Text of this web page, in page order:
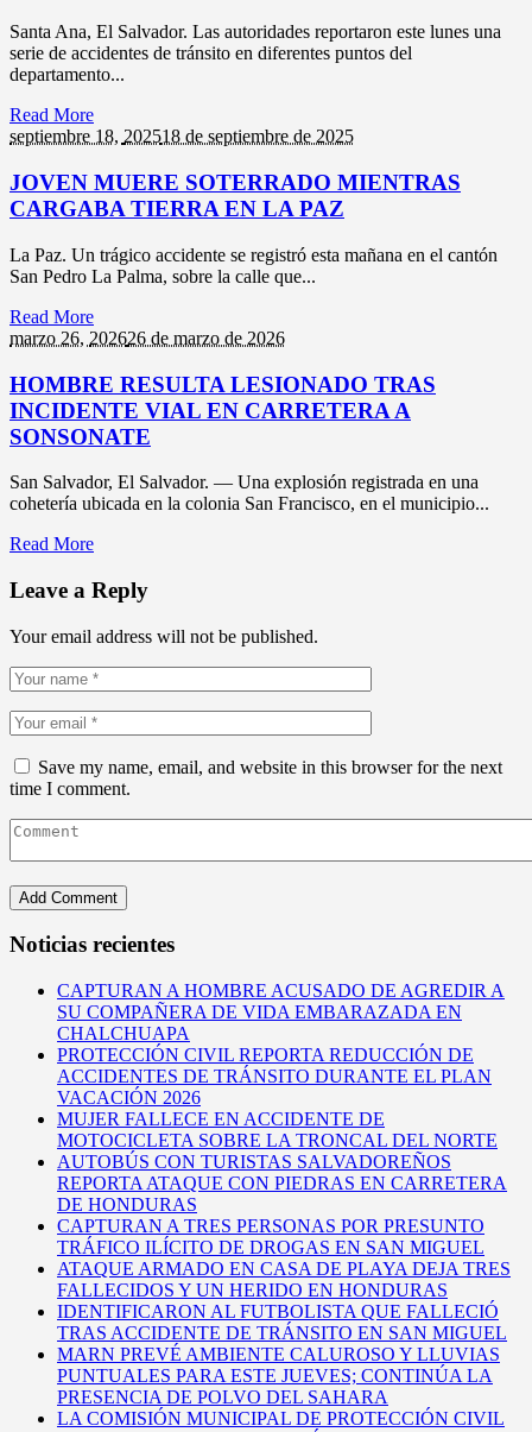
Santa Ana, El Salvador. Las autoridades reportaron este lunes una
serie de accidentes de tránsito en diferentes puntos del
departamento...
Read More
septiembre 18, 202518 de septiembre de 2025
JOVEN MUERE SOTERRADO MIENTRAS
CARGABA TIERRA EN LA PAZ
La Paz. Un trágico accidente se registró esta mañana en el cantón
San Pedro La Palma, sobre la calle que...
Read More
marzo 26, 202626 de marzo de 2026
HOMBRE RESULTA LESIONADO TRAS
INCIDENTE VIAL EN CARRETERA A
SONSONATE
San Salvador, El Salvador. — Una explosión registrada en una
cohetería ubicada en la colonia San Francisco, en el municipio...
Read More
Leave a Reply
Your email address will not be published.
Save my name, email, and website in this browser for the next
time I comment.
Noticias recientes
CAPTURAN A HOMBRE ACUSADO DE AGREDIR A
SU COMPAÑERA DE VIDA EMBARAZADA EN
CHALCHUAPA
PROTECCIÓN CIVIL REPORTA REDUCCIÓN DE
ACCIDENTES DE TRÁNSITO DURANTE EL PLAN
VACACIÓN 2026
MUJER FALLECE EN ACCIDENTE DE
MOTOCICLETA SOBRE LA TRONCAL DEL NORTE
AUTOBÚS CON TURISTAS SALVADOREÑOS
REPORTA ATAQUE CON PIEDRAS EN CARRETERA
DE HONDURAS
CAPTURAN A TRES PERSONAS POR PRESUNTO
TRÁFICO ILÍCITO DE DROGAS EN SAN MIGUEL
ATAQUE ARMADO EN CASA DE PLAYA DEJA TRES
FALLECIDOS Y UN HERIDO EN HONDURAS
IDENTIFICARON AL FUTBOLISTA QUE FALLECIÓ
TRAS ACCIDENTE DE TRÁNSITO EN SAN MIGUEL
MARN PREVÉ AMBIENTE CALUROSO Y LLUVIAS
PUNTUALES PARA ESTE JUEVES; CONTINÚA LA
PRESENCIA DE POLVO DEL SAHARA
LA COMISIÓN MUNICIPAL DE PROTECCIÓN CIVIL